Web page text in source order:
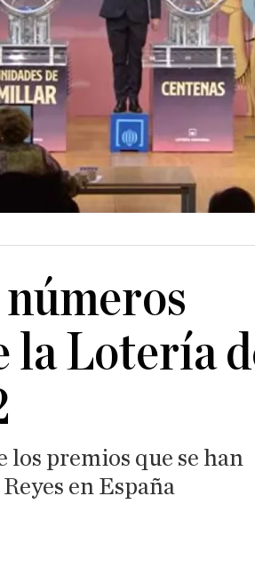
la Lotería
premios que se han
en España